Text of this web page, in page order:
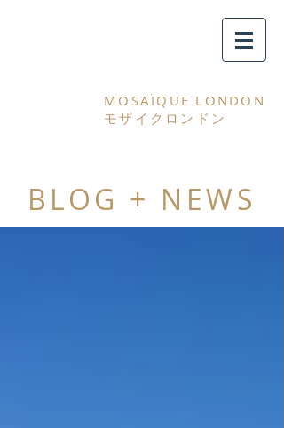
MOSAÏQUE LONDON
モザイクロンドン
BLOG + NEWS